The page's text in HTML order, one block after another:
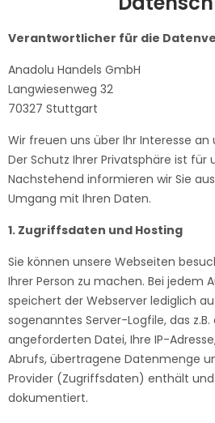
Verantwortlicher für die
Anadolu Handels GmbH
Langwiesenweg 32
70327 Stuttgart
Wir freuen uns über Ihr Interesse
Der Schutz Ihrer Privatsphäre ist für
Nachstehend informieren wir Sie
Umgang mit Ihren Daten.
1. Zugriffsdaten und Hosting
Sie können unsere Webseiten
Ihrer Person zu machen. Bei jedem
speichert der Webserver lediglich
sogenanntes Server-Logfile, das
angeforderten Datei, Ihre IP-
Abrufs, übertragene Datenmenge
Provider (Zugriffsdaten) enthält
dokumentiert.